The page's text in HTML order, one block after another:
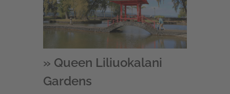
» Queen Liliuokalani
Gardens